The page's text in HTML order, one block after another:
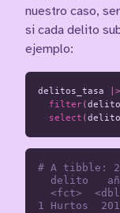
nuestro caso,
si cada delito
ejemplo:
delitos_tasa
|>
filter(delito
select (delito
# A tibble:
delito
<fct>
1 Hurtos